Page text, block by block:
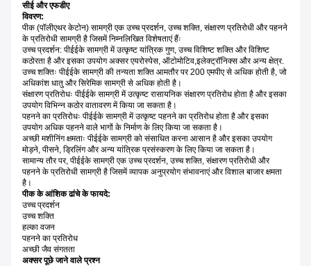
सीई और एफडीए
विवरण:
पीक (पॉलीएथर केटोन) सामग्री एक उच्च प्रदर्शन, उच्च शक्ति, संक्षारण प्रतिरोधी और पहनने
के प्रतिरोधी सामग्री है जिसमें निम्नलिखित विशेषताएं हैंः
उच्च प्रदर्शन: पीईईके सामग्री में उत्कृष्ट यांत्रिक गुण, उच्च विशिष्ट शक्ति और विशिष्ट
कठोरता है और इसका उपयोग अक्सर एयरोस्पेस, ऑटोमोटिव,इलेक्ट्रॉनिक्स और अन्य क्षेत्र.
उच्च शक्तिः पीईईके सामग्री की तन्यता शक्ति आमतौर पर 200 एमपीए से अधिक होती है, जो
अधिकांश धातु और सिरेमिक सामग्री से अधिक होती है।
संक्षारण प्रतिरोधः पीईईके सामग्री में उत्कृष्ट रासायनिक संक्षारण प्रतिरोध होता है और इसका
उपयोग विभिन्न कठोर वातावरण में किया जा सकता है।
पहनने का प्रतिरोधः पीईईके सामग्री में उत्कृष्ट पहनने का प्रतिरोध होता है और इसका
उपयोग अधिक पहनने वाले भागों के निर्माण के लिए किया जा सकता है।
अच्छी मशीनिंग क्षमताः पीईईके सामग्री को संसाधित करना आसान है और इसका उपयोग
मोड़ने, पीसने, ड्रिलिंग और अन्य यांत्रिक प्रसंस्करण के लिए किया जा सकता है।
सामान्य तौर पर, पीईईके सामग्री एक उच्च प्रदर्शन, उच्च शक्ति, संक्षारण प्रतिरोधी और
पहनने के प्रतिरोधी सामग्री है जिसमें व्यापक अनुप्रयोग संभावनाएं और विशाल बाजार क्षमता
है।
पीक के आंशिक ढांचे के फायदे:
उच्च प्रदर्शन
उच्च शक्ति
हल्का वजन
पहनने का प्रतिरोध
अच्छी जैव संगतता
अक्सर पूछे जाने वाले प्रश्न